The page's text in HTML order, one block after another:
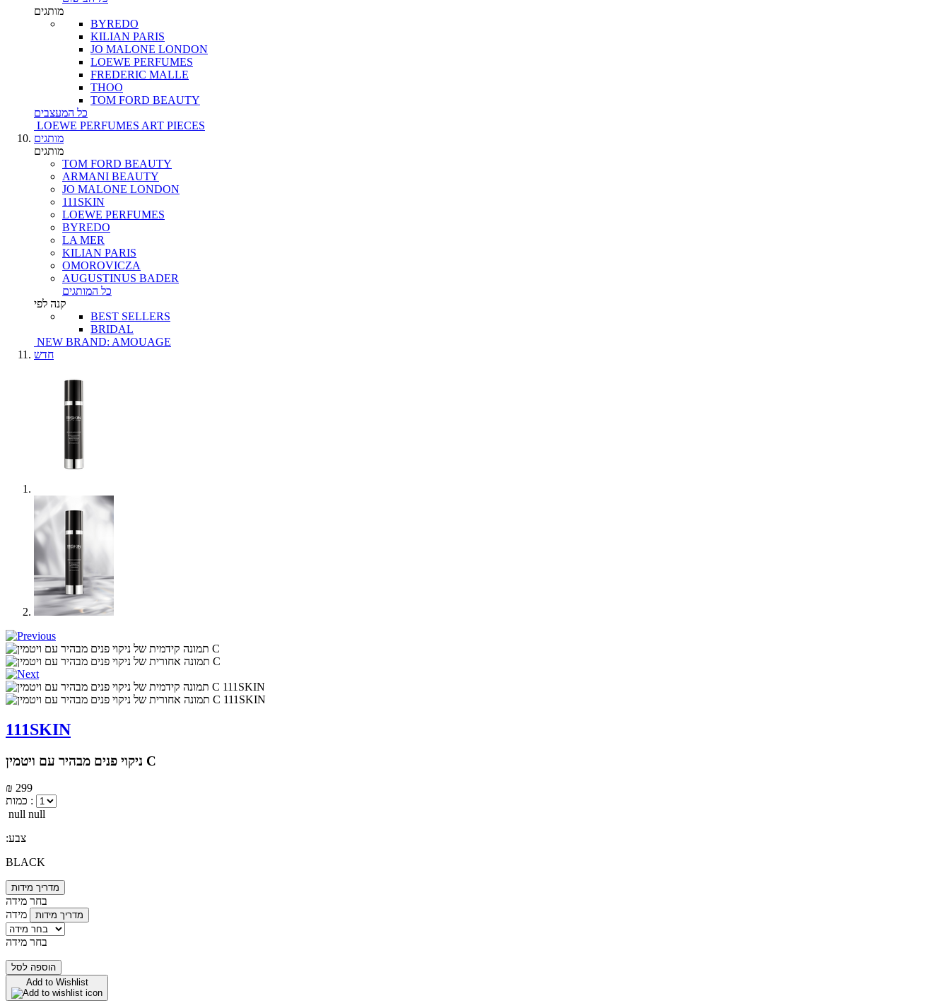
מותגים
BYREDO
KILIAN PARIS
JO MALONE LONDON
LOEWE PERFUMES
FREDERIC MALLE
THOO
TOM FORD BEAUTY
כל המעצבים
LOEWE PERFUMES ART PIECES
מותגים
מותגים
TOM FORD BEAUTY
ARMANI BEAUTY
JO MALONE LONDON
111SKIN
LOEWE PERFUMES
BYREDO
LA MER
KILIAN PARIS
OMOROVICZA
AUGUSTINUS BADER
כל המותגים
קנה לפי
BEST SELLERS
BRIDAL
NEW BRAND: AMOUAGE
חדש
111SKIN
ניקוי פנים מבהיר עם ויטמין C
₪ 299
כמות :
null null
:צבע
BLACK
מדריך מידות
בחר מידה
מידה
מדריך מידות
בחר מידה
הוספה לסל
Add to Wishlist